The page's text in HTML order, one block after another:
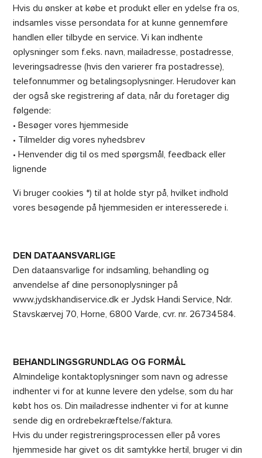
Hvis du ønsker at købe et produkt eller en ydelse fra os,
indsamles visse persondata for at kunne gennemføre
handlen eller tilbyde en service. Vi kan indhente
oplysninger som f.eks. navn, mailadresse, postadresse,
leveringsadresse (hvis den varierer fra postadresse),
telefonnummer og betalingsoplysninger. Herudover kan
der også ske registrering af data, når du foretager dig
følgende:
• Besøger vores hjemmeside
• Tilmelder dig vores nyhedsbrev
• Henvender dig til os med spørgsmål, feedback eller
lignende
Vi bruger cookies *) til at holde styr på, hvilket indhold
vores besøgende på hjemmesiden er interesserede i.
DEN DATAANSVARLIGE
Den dataansvarlige for indsamling, behandling og
anvendelse af dine personoplysninger på
www.jydskhandiservice.dk er Jydsk Handi Service, Ndr.
Stavskærvej 70, Horne, 6800 Varde, cvr. nr. 26734584.
BEHANDLINGSGRUNDLAG OG FORMÅL
Almindelige kontaktoplysninger som navn og adresse
indhenter vi for at kunne levere den ydelse, som du har
købt hos os. Din mailadresse indhenter vi for at kunne
sende dig en ordrebekræftelse/faktura.
Hvis du under registreringsprocessen eller på vores
hjemmeside har givet os dit samtykke hertil, bruger vi din